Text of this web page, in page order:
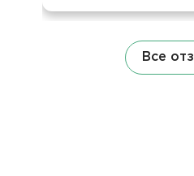
Все